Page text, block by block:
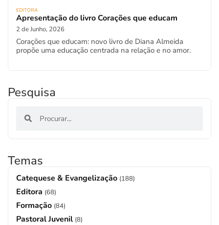
EDITORA
Apresentação do livro Corações que educam
2 de Junho, 2026
Corações que educam: novo livro de Diana Almeida
propõe uma educação centrada na relação e no amor.
Pesquisa
Temas
Catequese & Evangelização (188)
Editora (68)
Formação (84)
Pastoral Juvenil (8)